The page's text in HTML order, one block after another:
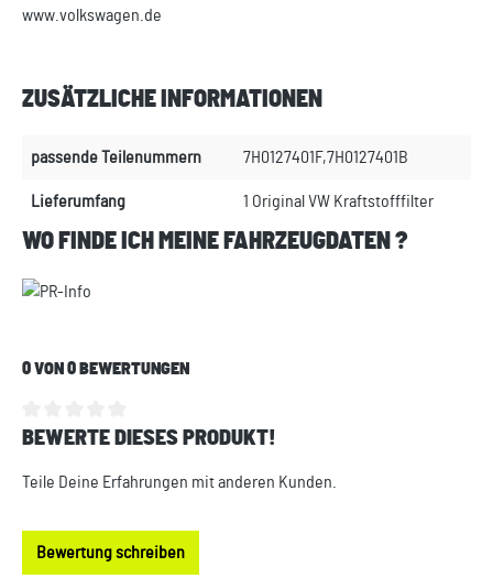
www.volkswagen.de
ZUSÄTZLICHE INFORMATIONEN
passende Teilenummern 7H0127401F,7H0127401B
Lieferumfang 1 Original VW Kraftstofffilter
WO FINDE ICH MEINE FAHRZEUGDATEN ?
0 VON 0 BEWERTUNGEN
Durchschnittliche Bewertung von 0 von 5 Sternen
BEWERTE DIESES PRODUKT!
Teile Deine Erfahrungen mit anderen Kunden.
Bewertung schreiben